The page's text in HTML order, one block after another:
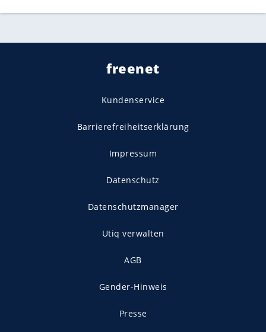
freenet
Kundenservice
Barrierefreiheitserklärung
Impressum
Datenschutz
Datenschutzmanager
Utiq verwalten
AGB
Gender-Hinweis
Presse